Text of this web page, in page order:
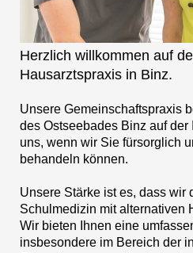
Herzlich willkommen auf
Hausarztspraxis in Binz.
Unsere Gemeinschaftspraxis
des Ostseebades Binz auf der
uns, wenn wir Sie fürsorglich
behandeln können.
Unsere Stärke ist es, dass wir
Schulmedizin mit alternativen
Wir bieten Ihnen eine
insbesondere im Bereich der